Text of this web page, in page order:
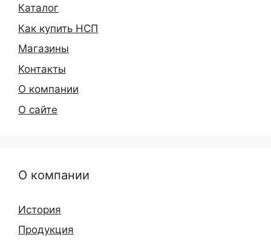
Каталог
Как купить НСП
Магазины
Контакты
О компании
О сайте
О компании
История
Продукция